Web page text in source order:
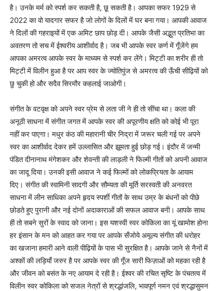
है। उनके मर्म को स्पर्श कर सकती है, छू सकती है। आपका सफर 1929 से
2022 का वो यादगार सफर है जो लोगों के दिलों में घर बना गया। आपकी आवाज
ने दिलों की गहराइयों में एक अमिट छाप छोड़ दी। आपके जैसी अद्भुत प्रतिभा का
अवतरण तो सच में ईश्वरीय आशीर्वाद है। जब भी आपके स्वर कर्ण में गूँजेंगे हम
आपका अमरत्व आपके स्वर के माध्यम से स्पर्श कर लेंगे। मिट्टी का शरीर ही तो
मिट्टी में विलीन हुआ है पर आप स्वर के ज्योतिपुंज से अमरत्व की ऊँची सीढ़ियों को
छु चुकी हो और सदैव सिरमौर कहलाई जाओगी।
संगीत के वटवृक्ष को अपने स्वर प्रेम से लता जी ने ही तो सींचा था। कला की
अनूठी साधना में संगीत जगत में आपके स्वर की अपूरणीय क्षति को कोई भी पूरा
नहीं कर पाएगा। मधुर कंठ की महारानी चीर निद्रा में जरूर चली गई पर अपने
स्वर का आशीर्वाद देकर हमें उल्लासित और झूमता हुई छोड़ गई। इंदौर में जन्मी
पंडित दीनानाथ मंगेशकर और शेवन्ती की लाड़ली ने फिल्मी गीतों को अपनी आवाज
का जादू दिया। उनकी इसी आवाज ने कई फिल्मों को लोकप्रियता के आयाम
दिए। संगीत की स्वामिनी सादगी और सौम्यता की मूर्ति सरस्वती की अनवरत
साधना में लीन साधिका अपने हृदय स्पर्शी गीतों के साथ उम्र के बंधनों को पीछे
छोडते हुए पुरानी और नई दोनों अदाकाराओं की सफल आवाज बनी। आपके साथ
ही तो सबने सुरों के स्वाद को जाना। इस यशस्वी स्वर कोकिला का यूं खामोश होना
हर इंसान के मन को आहत कर गया पर आपके सँजोये अमूल्य संगीत की धरोहर
का खजाना हमारी आने वाली पीढ़ियों के पास भी सुरक्षित है। आपके जाने से नैनों में
अश्कों की लड़ियाँ जरुर है पर आपके स्वर की गूँज सारी फिज़ाओं को महका रही है
और जीवन को बसंत के नए आयाम दे रही है। ईश्वर की रचित सृष्टि के पंचतत्व में
विलीन स्वर कोकिला को सजल नेत्रों से श्रद्धांजलि, भावपूर्ण नमन एवं श्रद्धासुमन